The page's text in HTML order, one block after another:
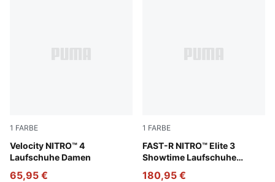
1 FARBE
Velocity NITRO™ 4
Laufschuhe Damen
PUMA Black-PUMA White
65,95 €
1 FARBE
FAST-R NITRO™ Elite 3
Showtime Laufschuhe
Poison Pink-PUMA White
180,95 €